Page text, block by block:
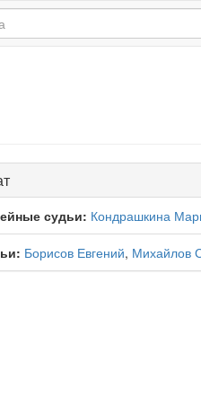
судьи: Кондрашкина
Борисов Евгений, Михайлов